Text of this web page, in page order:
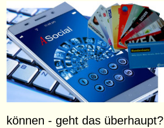
können - geht das überhaupt?